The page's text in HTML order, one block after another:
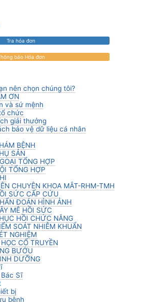
Tra hóa đơn
báo Hóa đơn
nên chọn chúng tôi?
ƠN
và sứ mệnh
chức
giải thưởng
bảo vệ dữ liệu cá nhân
BỆNH
SẢN
TỔNG HỢP
TỔNG HỢP
CHUYÊN KHOA MẮT-RHM-TMH
SỨC CẤP CỨU
ĐOÁN HÌNH ẢNH
MÊ HỒI SỨC
HỒI CHỨC NĂNG
SOÁT NHIỄM KHUẨN
NGHIỆM
CỔ TRUYỀN
BƯỚU
DƯỠNG
Sĩ
bị
bệnh